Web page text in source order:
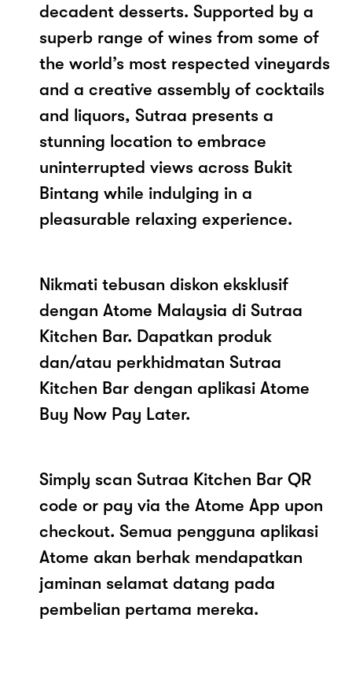
decadent desserts. Supported by a
superb range of wines from some of
the world’s most respected vineyards
and a creative assembly of cocktails
and liquors, Sutraa presents a
stunning location to embrace
uninterrupted views across Bukit
Bintang while indulging in a
pleasurable relaxing experience.
Nikmati tebusan diskon eksklusif
dengan Atome Malaysia di Sutraa
Kitchen Bar. Dapatkan produk
dan/atau perkhidmatan Sutraa
Kitchen Bar dengan aplikasi Atome
Buy Now Pay Later.
Simply scan Sutraa Kitchen Bar QR
code or pay via the Atome App upon
checkout. Semua pengguna aplikasi
Atome akan berhak mendapatkan
jaminan selamat datang pada
pembelian pertama mereka.